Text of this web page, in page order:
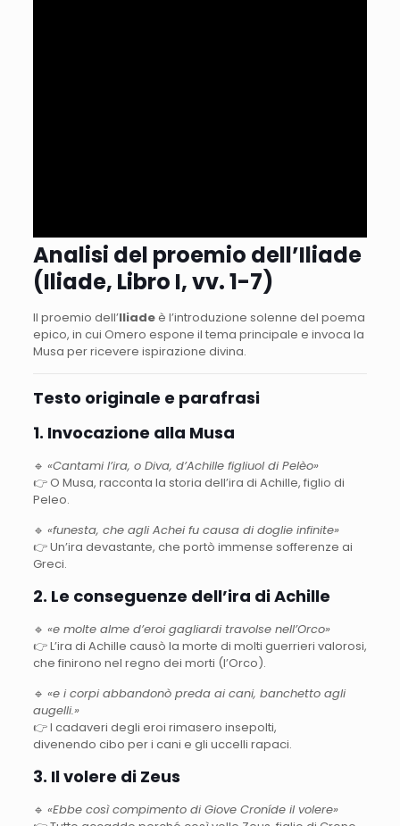
Analisi del proemio dell’Iliade
(Iliade, Libro I, vv. 1-7)
Il proemio dell’Iliadeè l’introduzione solenne del poema
epico, in cui Omero espone il tema principale e invoca la
Musa per ricevere ispirazione divina.
Testo originale e parafrasi
1. Invocazione alla Musa
🔹 «Cantami l’ira, o Diva, d’Achille figliuol di Pelèo»
👉 O Musa, racconta la storia dell’ira di Achille, figlio di
Peleo.
🔹 «funesta, che agli Achei fu causa di doglie infinite»
👉 Un’ira devastante, che portò immense sofferenze ai
Greci.
2. Le conseguenze dell’ira di Achille
🔹 «e molte alme d’eroi gagliardi travolse nell’Orco»
👉 L’ira di Achille causò la morte di molti guerrieri valorosi,
che finirono nel regno dei morti (l’Orco).
🔹 «e i corpi abbandonò preda ai cani, banchetto agli
augelli.»
👉 I cadaveri degli eroi rimasero insepolti,
divenendo cibo per i cani e gli uccelli rapaci.
3. Il volere di Zeus
🔹 «Ebbe così compimento di Giove Croníde il volere»